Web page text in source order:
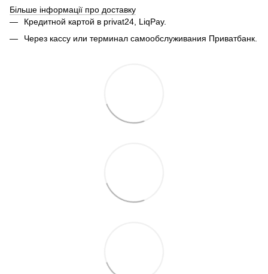
Більше інформації про доставку
Кредитной картой в privat24, LiqPay.
Через кассу или терминал самообслуживания Приватбанк.